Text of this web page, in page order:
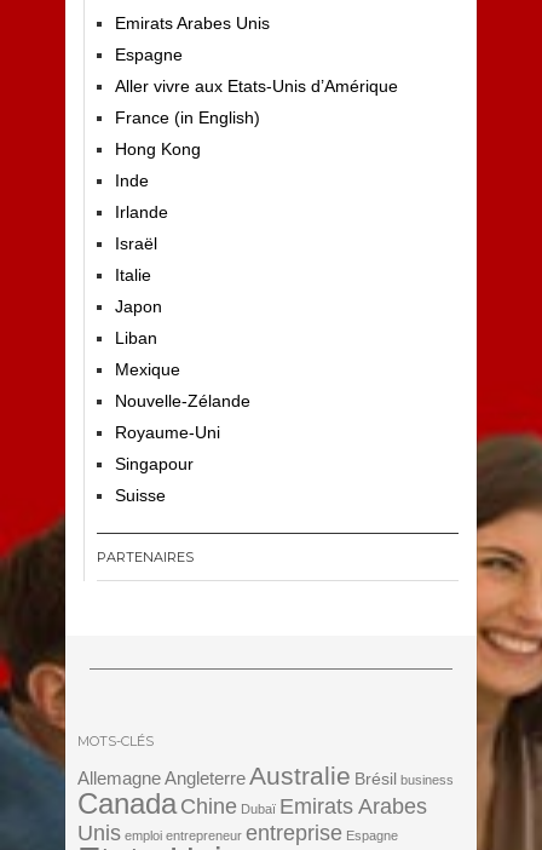
Emirats Arabes Unis
Espagne
Aller vivre aux Etats-Unis d’Amérique
France (in English)
Hong Kong
Inde
Irlande
Israël
Italie
Japon
Liban
Mexique
Nouvelle-Zélande
Royaume-Uni
Singapour
Suisse
PARTENAIRES
MOTS-CLÉS
Allemagne AngleterreAustralie Brésil business
Canada Chine Dubaï Emirats Arabes
Unis emploi entrepreneur entreprise Espagne